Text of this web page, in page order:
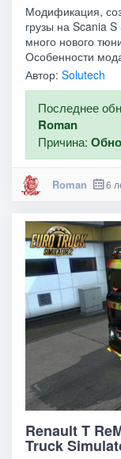
Модификация,
грузы на Scania
много нового
Особенности
Автор:Solutech
Последнее
Roman
Причина:
Roman 6
Renault T
Truck